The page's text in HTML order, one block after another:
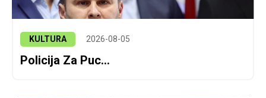
KULTURA 2026-08-05
Policija Za Puc...